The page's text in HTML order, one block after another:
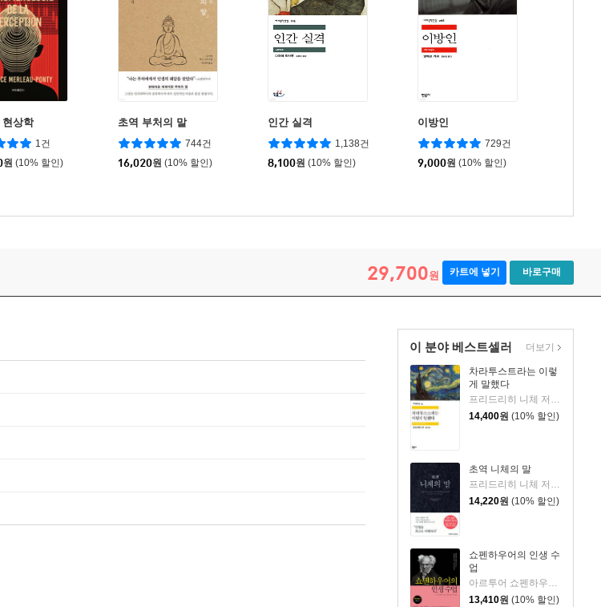
상학
1건
원 (10% 할인)
초역 부처의 말
744건
16,020원 (10% 할인)
인간 실격
1,138건
8,100원 (10% 할인)
이방인
729건
9,000원 (10% 할인)
29,700원 카트에 넣기 바로구매
이 분야 베스트셀러
차라투스트라는 이렇
게 말했다
프리드리히 니체 저/장희창 역
14,400원 (10% 할인)
초역 니체의 말
프리드리히 니체 저/시라토리 하루히코 편
14,220원 (10% 할인)
쇼펜하우어의 인생 수
업
아르투어 쇼펜하우어 저/강현규 편/이상희 역
13,410원 (10% 할인)
더보기